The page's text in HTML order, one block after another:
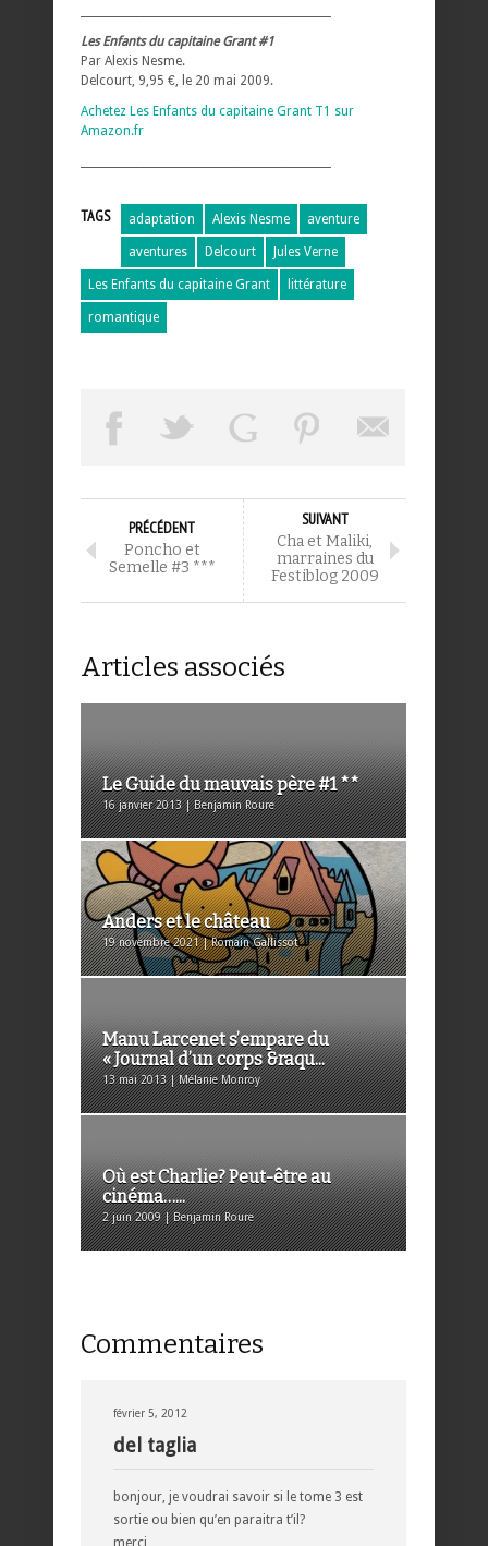
Les Enfants du capitaine Grant #1
Par Alexis Nesme.
Delcourt, 9,95 €, le 20 mai 2009.
Achetez Les Enfants du capitaine Grant T1 sur
Amazon.fr
TAGS adaptation Alexis Nesme aventure
aventures Delcourt Jules Verne
Les Enfants du capitaine Grant littérature
romantique
PRÉCÉDENT
Poncho et
Semelle #3 ***
SUIVANT
Cha et Maliki,
marraines du
Festiblog 2009
Articles associés
Le Guide du mauvais père #1 **
16 janvier 2013 | Benjamin Roure
Anders et le château
19 novembre 2021 | Romain Gallissot
Manu Larcenet s’empare du
« Journal d’un corps &raqu...
13 mai 2013 | Mélanie Monroy
Où est Charlie? Peut-être au
cinéma…...
2 juin 2009 | Benjamin Roure
Commentaires
février 5, 2012
del taglia
bonjour, je voudrai savoir si le tome 3 est
sortie ou bien qu’en paraitra t’il?
merci